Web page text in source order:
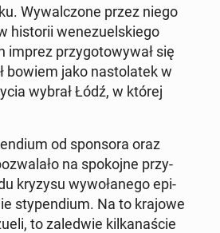
Wy­wal­czo­ne przez niego
hi­sto­rii we­ne­zu­el­skie­go
imprez przy­go­to­wy­wał się
bowiem jako na­sto­la­tek w
wybrał Łódź, w której
od spon­so­ra oraz
na spo­koj­ne przy­
kryzysu wy­wo­ła­ne­go epi­
sty­pen­dium. Na to krajowe
to za­le­d­wie kil­ka­na­ście